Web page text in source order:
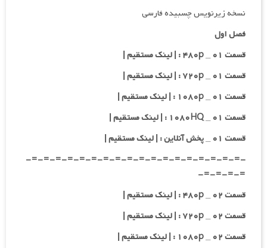
نسخه زیرنویس چسبیده فارسی
فصل اول
قسمت ۰۱ _ ۴۸۰p : | لینک مستقیم |
قسمت ۰۱ _ ۷۲۰p : | لینک مستقیم |
قسمت ۰۱ _ ۱۰۸۰p : | لینک مستقیم |
قسمت ۰۱ _ ۱۰۸۰HQ : | لینک مستقیم |
قسمت ۰۱ _ پخش آنلاین : | لینک مستقیم |
-=-=-=-=-=-=-=-=-=-=-=-=-=-=-=-=-=-=-
=-=-=-=-
قسمت ۰۲ _ ۴۸۰p : | لینک مستقیم |
قسمت ۰۲ _ ۷۲۰p : | لینک مستقیم |
قسمت ۰۲ _ ۱۰۸۰p : | لینک مستقیم |